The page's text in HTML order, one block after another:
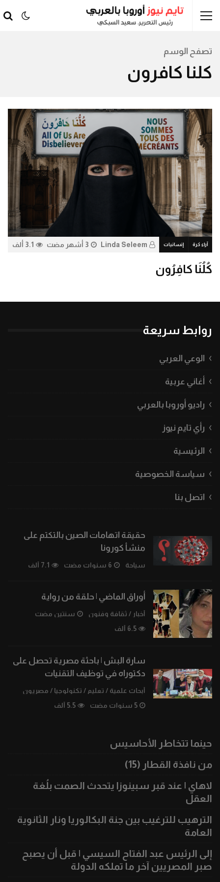
تصفح الوسم
كلنا كافرون
آراء حُرة إنسانيات Linda Seleem 3 أشهر مضت
3.1 ألف
كُلُنَا كافِرُون
روابط سريعة
الوعي العربي
أغاني عربية
راديو أوروبا بالعربي
رأي تايم نيوز
الرئيسية
سياسة الخصوصية
اتصل بنا
حقيقة اتهامات الصين بالتكتم على
منشأ كورونا
سياحة 6 سنوات مضت 7.1 ألف
أوراق الماضي | حلقة من رواية
أخبار / ثقافة وفنون
سنتين مضت
6.5 ألف
سارة البش | باحثة مصرية تحصل على
دكتوراه في توظيف التقنيات
أبحاث علمية / تعليم / تكنولوجيا / مصريون
5 سنوات مضت
5.5 ألف
حينما تتخاطر الأحاسيس
من نافذة القطار (15)
لاهاي | عند قبر سبينوزا يتحدث الصمت بلُغة
العقل
الترهيب للترغيب بين جنة البكالوريا ونار الثانوية
العامة
إلى الرئيس عبد الفتاح السيسي | قبل أن يصبح
صبر المصريين آخر ما تملكه الدولة